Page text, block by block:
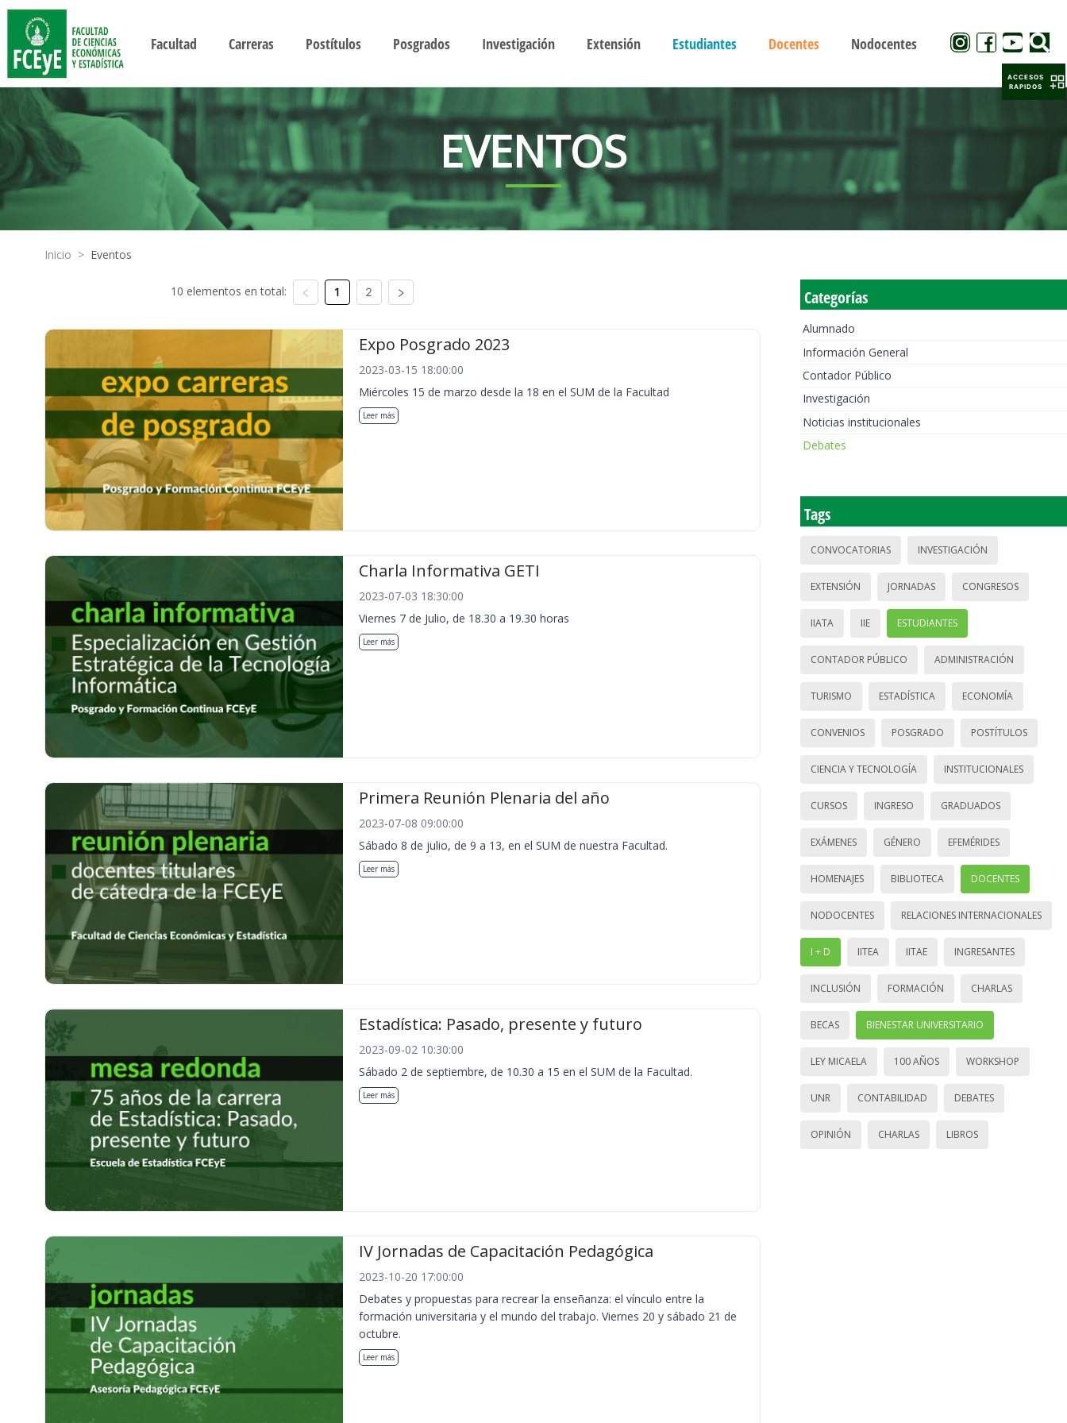
Facultad Carreras Postítulos Posgrados Investigación Extensión Estudiantes Docentes Nodocentes
EVENTOS
Inicio > Eventos
10 elementos en total: 1 2
Expo Posgrado 2023
2023-03-15 18:00:00
Miércoles 15 de marzo desde la 18 en el SUM de la Facultad
Leer más
Charla Informativa GETI
2023-07-03 18:30:00
Viernes 7 de Julio, de 18.30 a 19.30 horas
Leer más
Primera Reunión Plenaria del año
2023-07-08 09:00:00
Sábado 8 de julio, de 9 a 13, en el SUM de nuestra Facultad.
Leer más
Estadística: Pasado, presente y futuro
2023-09-02 10:30:00
Sábado 2 de septiembre, de 10.30 a 15 en el SUM de la Facultad.
Leer más
IV Jornadas de Capacitación Pedagógica
2023-10-20 17:00:00
Debates y propuestas para recrear la enseñanza: el vínculo entre la
formación universitaria y el mundo del trabajo. Viernes 20 y sábado 21 de
octubre.
Leer más
Categorías
Alumnado
Información General
Contador Público
Investigación
Noticias institucionales
Debates
Tags
CONVOCATORIAS INVESTIGACIÓN
EXTENSIÓN JORNADAS CONGRESOS
IIATA IIE ESTUDIANTES
CONTADOR PÚBLICO ADMINISTRACIÓN
TURISMO ESTADÍSTICA ECONOMÍA
CONVENIOS POSGRADO POSTÍTULOS
CIENCIA Y TECNOLOGÍA INSTITUCIONALES
CURSOS INGRESO GRADUADOS
EXÁMENES GÉNERO EFEMÉRIDES
HOMENAJES BIBLIOTECA DOCENTES
NODOCENTES RELACIONES INTERNACIONALES
I + D IITEA IITAE INGRESANTES
INCLUSIÓN FORMACIÓN CHARLAS
BECAS BIENESTAR UNIVERSITARIO
LEY MICAELA 100 AÑOS WORKSHOP
UNR CONTABILIDAD DEBATES
OPINIÓN CHARLAS LIBROS
ACCESOS
RAPIDOS